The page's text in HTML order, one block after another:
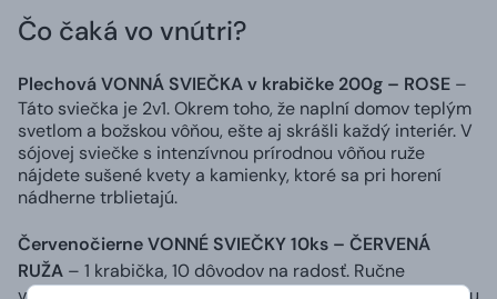
Čo čaká vo vnútri?
Plechová VONNÁ SVIEČKA v krabičke 200g – ROSE –
Táto sviečka je 2v1. Okrem toho, že naplní domov teplým
svetlom a božskou vôňou, ešte aj skrášli každý interiér. V
sójovej sviečke s intenzívnou prírodnou vôňou ruže
nájdete sušené kvety a kamienky, ktoré sa pri horení
nádherne trblietajú.
Červenočierne VONNÉ SVIEČKY 10ks – ČERVENÁ
RUŽA – 1 krabička, 10 dôvodov na radosť. Ručne